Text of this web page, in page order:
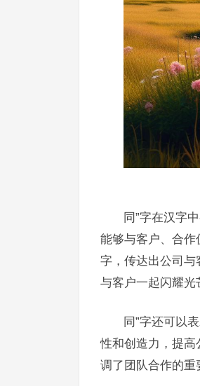
同”字在汉字
能够与客户、合作
字，传达出公司与
与客户一起闪耀光
同”字还可以
性和创造力，提高
调了团队合作的重